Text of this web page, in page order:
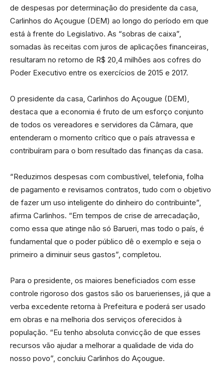
de despesas por determinação do presidente da casa,
Carlinhos do Açougue (DEM) ao longo do período em que
está à frente do Legislativo. As “sobras de caixa”,
somadas às receitas com juros de aplicações financeiras,
resultaram no retorno de R$ 20,4 milhões aos cofres do
Poder Executivo entre os exercícios de 2015 e 2017.
O presidente da casa, Carlinhos do Açougue (DEM),
destaca que a economia é fruto de um esforço conjunto
de todos os vereadores e servidores da Câmara, que
entenderam o momento crítico que o país atravessa e
contribuíram para o bom resultado das finanças da casa.
“Reduzimos despesas com combustível, telefonia, folha
de pagamento e revisamos contratos, tudo com o objetivo
de fazer um uso inteligente do dinheiro do contribuinte”,
afirma Carlinhos. “Em tempos de crise de arrecadação,
como essa que atinge não só Barueri, mas todo o país, é
fundamental que o poder público dê o exemplo e seja o
primeiro a diminuir seus gastos”, completou.
Para o presidente, os maiores beneficiados com esse
controle rigoroso dos gastos são os baruerienses, já que a
verba excedente retorna à Prefeitura e poderá ser usado
em obras e na melhoria dos serviços oferecidos à
população. “Eu tenho absoluta convicção de que esses
recursos vão ajudar a melhorar a qualidade de vida do
nosso povo”, concluiu Carlinhos do Açougue.